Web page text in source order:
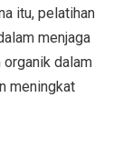
itu, pelatihan
menjaga
dalam
meningkat